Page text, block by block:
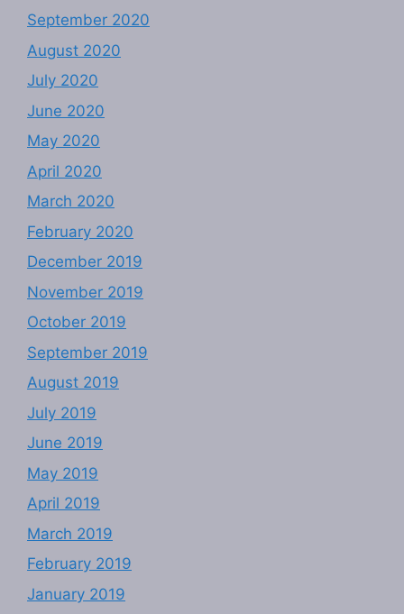
September 2020
August 2020
July 2020
June 2020
May 2020
April 2020
March 2020
February 2020
December 2019
November 2019
October 2019
September 2019
August 2019
July 2019
June 2019
May 2019
April 2019
March 2019
February 2019
January 2019